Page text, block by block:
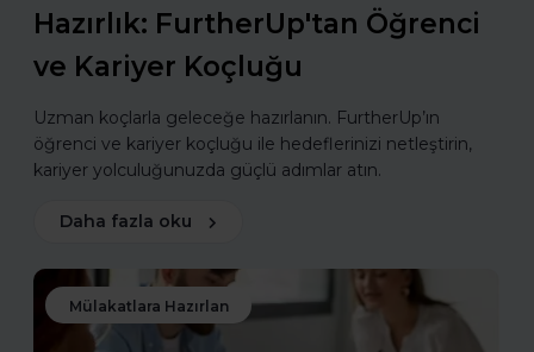
Hazırlık: FurtherUp'tan Öğrenci
ve Kariyer Koçluğu
Uzman koçlarla geleceğe hazırlanın. FurtherUp’ın
öğrenci ve kariyer koçluğu ile hedeflerinizi netleştirin,
kariyer yolculuğunuzda güçlü adımlar atın.
Daha fazla oku
Mülakatlara Hazırlan